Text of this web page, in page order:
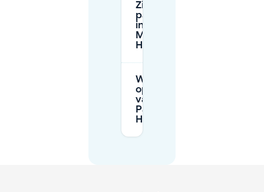
Zijn er gratis
parkeeropties
in de buurt van
Marie
Heinekenplein?
Wat zijn de
openingstijden
van APCOA
Parking
Heinekenplein?